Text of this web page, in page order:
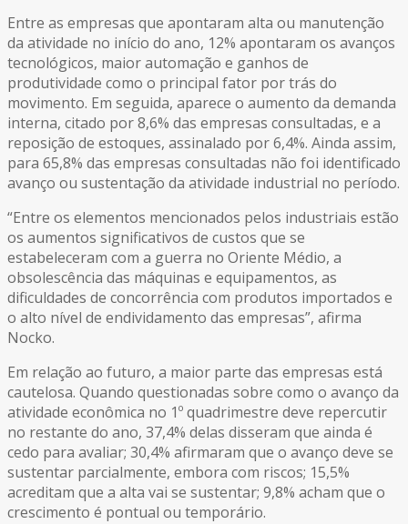
Entre as empresas que apontaram alta ou manutenção
da atividade no início do ano, 12% apontaram os avanços
tecnológicos, maior automação e ganhos de
produtividade como o principal fator por trás do
movimento. Em seguida, aparece o aumento da demanda
interna, citado por 8,6% das empresas consultadas, e a
reposição de estoques, assinalado por 6,4%. Ainda assim,
para 65,8% das empresas consultadas não foi identificado
avanço ou sustentação da atividade industrial no período.
“Entre os elementos mencionados pelos industriais estão
os aumentos significativos de custos que se
estabeleceram com a guerra no Oriente Médio, a
obsolescência das máquinas e equipamentos, as
dificuldades de concorrência com produtos importados e
o alto nível de endividamento das empresas”, afirma
Nocko.
Em relação ao futuro, a maior parte das empresas está
cautelosa. Quando questionadas sobre como o avanço da
atividade econômica no 1º quadrimestre deve repercutir
no restante do ano, 37,4% delas disseram que ainda é
cedo para avaliar; 30,4% afirmaram que o avanço deve se
sustentar parcialmente, embora com riscos; 15,5%
acreditam que a alta vai se sustentar; 9,8% acham que o
crescimento é pontual ou temporário.